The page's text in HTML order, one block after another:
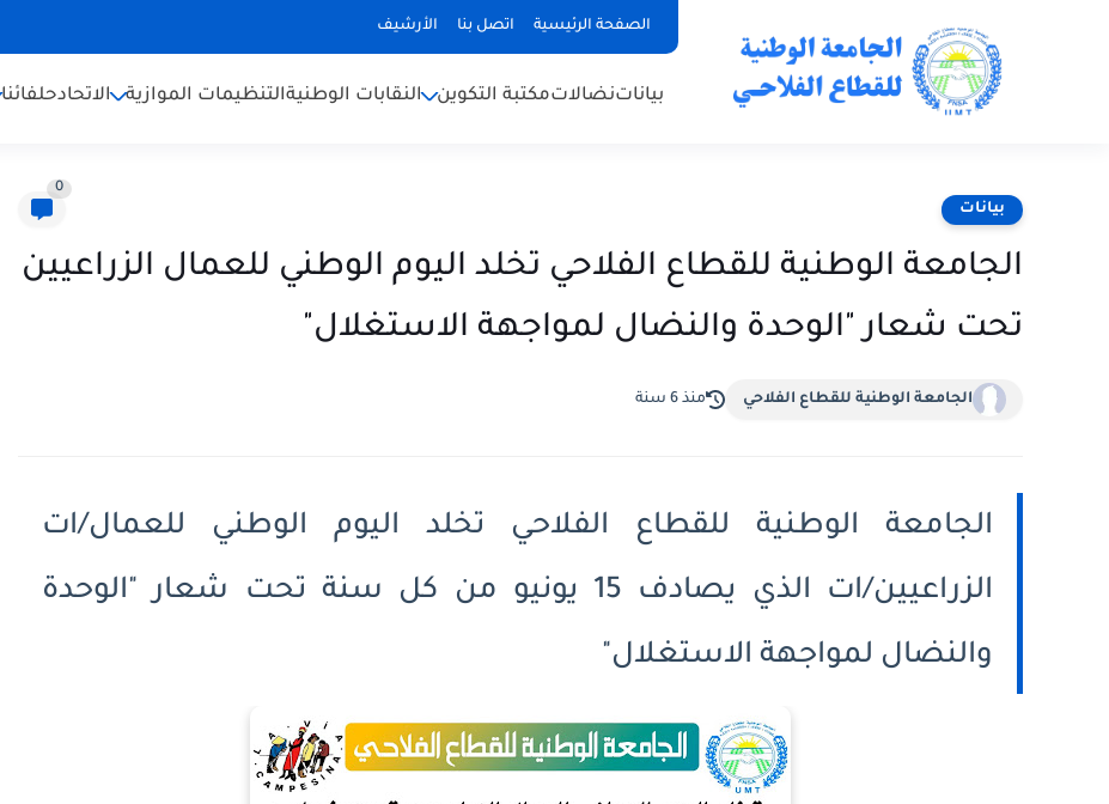
الصفحة الرئيسية اتصل بنا الأرشيف
بياناتنضالاتمكتبة التكوين النقابات الوطنيةالتنظيمات الموازية الاتحادحلفائنا
بيانات
0
الجامعة الوطنية للقطاع الفلاحي تخلد اليوم الوطني للعمال الزراعيين
تحت شعار "الوحدة والنضال لمواجهة الاستغلال"
الجامعة الوطنية للقطاع الفلاحي منذ 6 سنة
الجامعة الوطنية للقطاع الفلاحي تخلد اليوم الوطني للعمال/ات
الزراعيين/ات الذي يصادف 15 يونيو من كل سنة تحت شعار "الوحدة
والنضال لمواجهة الاستغلال"